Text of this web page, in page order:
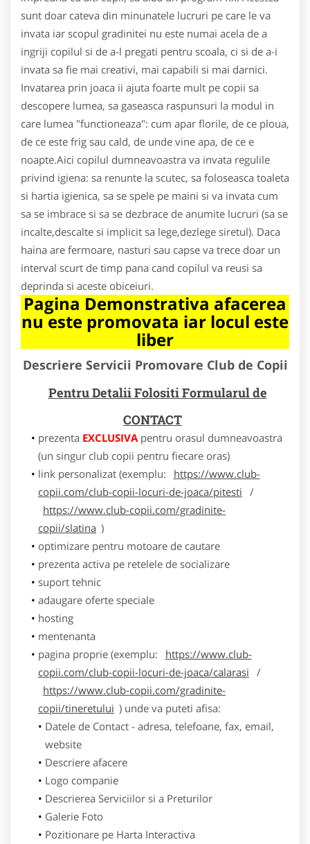
sunt doar cateva din minunatele lucruri pe care le va
invata iar scopul gradinitei nu este numai acela de a
ingriji copilul si de a-l pregati pentru scoala, ci si de a-i
invata sa fie mai creativi, mai capabili si mai darnici.
Invatarea prin joaca ii ajuta foarte mult pe copii sa
descopere lumea, sa gaseasca raspunsuri la modul in
care lumea "functioneaza": cum apar florile, de ce ploua,
de ce este frig sau cald, de unde vine apa, de ce e
noapte.Aici copilul dumneavoastra va invata regulile
privind igiena: sa renunte la scutec, sa foloseasca toaleta
si hartia igienica, sa se spele pe maini si va invata cum
sa se imbrace si sa se dezbrace de anumite lucruri (sa se
incalte,descalte si implicit sa lege,dezlege siretul). Daca
haina are fermoare, nasturi sau capse va trece doar un
interval scurt de timp pana cand copilul va reusi sa
deprinda si aceste obiceiuri.
Pagina Demonstrativa afacerea
nu este promovata iar locul este
liber
Descriere Servicii Promovare Club de Copii
Pentru Detalii Folositi Formularul de
CONTACT
prezenta EXCLUSIVApentru orasul dumneavoastra
(un singur club copii pentru fiecare oras)
link personalizat (exemplu:
https://www.club-
copii.com/club-copii-locuri-de-joaca/pitesti /
https://www.club-copii.com/gradinite-
copii/slatina )
optimizare pentru motoare de cautare
prezenta activa pe retelele de socializare
suport tehnic
adaugare oferte speciale
hosting
mentenanta
pagina proprie (exemplu:
https://www.club-
copii.com/club-copii-locuri-de-joaca/calarasi /
https://www.club-copii.com/gradinite-
copii/tineretului ) unde va puteti afisa:
Datele de Contact - adresa, telefoane, fax, email,
website
Descriere afacere
Logo companie
Descrierea Serviciilor si a Preturilor
Galerie Foto
Pozitionare pe Harta Interactiva